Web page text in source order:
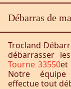
Débarras de
Trocland
débarrasser
Tourne 33550et
Notre équipe
effectue tout